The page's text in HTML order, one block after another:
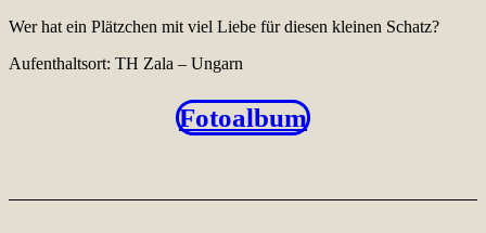
Wer hat ein Plätzchen mit viel Liebe für diesen kleinen Schatz?
Aufenthaltsort: TH Zala – Ungarn
Fotoalbum